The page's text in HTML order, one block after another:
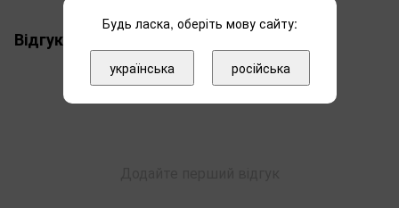
Відгуки
Будь ласка, оберіть мову сайту:
українська російська